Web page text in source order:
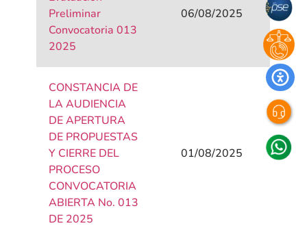
Preliminar
Convocatoria 013
2025
06/08/2025
CONSTANCIA DE
LA AUDIENCIA
DE APERTURA
DE PROPUESTAS
Y CIERRE DEL
PROCESO
CONVOCATORIA
ABIERTA No. 013
DE 2025
01/08/2025